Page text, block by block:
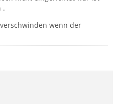
.
wenn der